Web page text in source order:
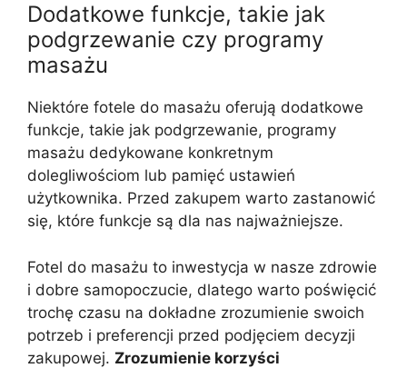
Dodatkowe funkcje, takie jak
podgrzewanie czy programy
masażu
Niektóre fotele do masażu oferują dodatkowe
funkcje, takie jak podgrzewanie, programy
masażu dedykowane konkretnym
dolegliwościom lub pamięć ustawień
użytkownika. Przed zakupem warto zastanowić
się, które funkcje są dla nas najważniejsze.
Fotel do masażu to inwestycja w nasze zdrowie
i dobre samopoczucie, dlatego warto poświęcić
trochę czasu na dokładne zrozumienie swoich
potrzeb i preferencji przed podjęciem decyzji
zakupowej. Zrozumienie korzyści